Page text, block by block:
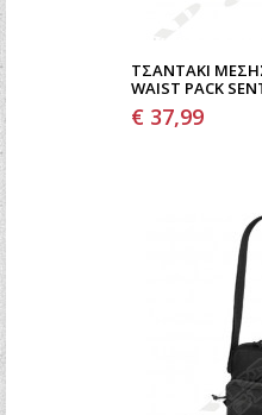
ΤΣΑΝΤΆΚΙ
WAIST PACK
€ 37,99